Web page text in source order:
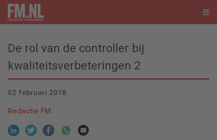
De rol van de controller bij
kwaliteitsverbeteringen 2
02 februari 2018
Redactie FM